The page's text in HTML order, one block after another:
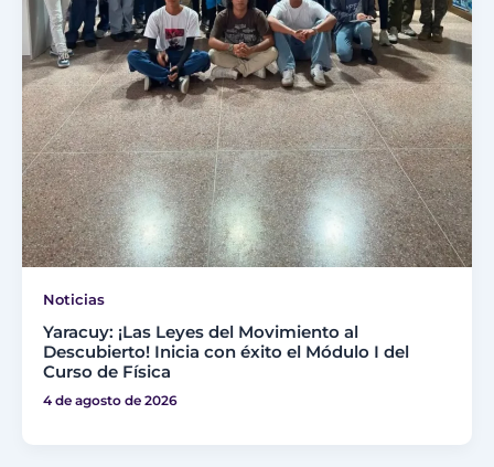
Noticias
Yaracuy: ¡Las Leyes del Movimiento al
Descubierto! Inicia con éxito el Módulo I del
Curso de Física
4 de agosto de 2026